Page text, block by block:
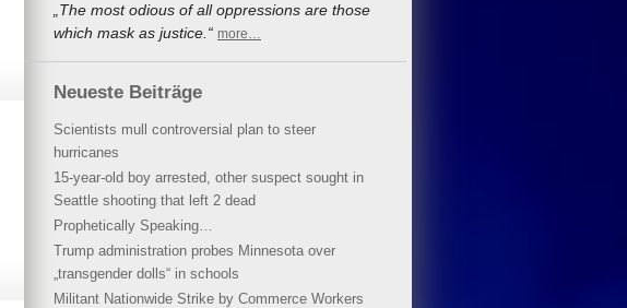
„The most odious of all oppressions are those
which mask as justice.“ more…
Neueste Beiträge
Scientists mull controversial plan to steer
hurricanes
15-year-old boy arrested, other suspect sought in
Seattle shooting that left 2 dead
Prophetically Speaking…
Trump administration probes Minnesota over
„transgender dolls“ in schools
Militant Nationwide Strike by Commerce Workers